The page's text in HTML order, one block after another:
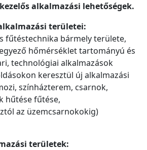
alkalmazási lehetőségek.
területei:
fűtéstechnika bármely területe,
hőmérséklet tartományú és
technológiai alkalmazások
keresztül új alkalmazási
színházterem, csarnok,
hűtése fűtése,
az üzemcsarnokokig)
területek: